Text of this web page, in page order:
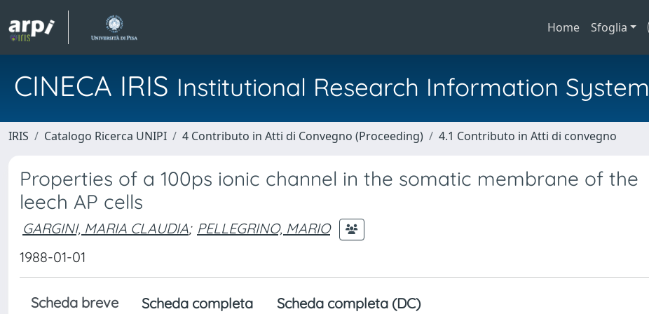
Home Sfoglia
CINECA IRIS Institutional Research Information System
IRIS Catalogo Ricerca UNIPI 4 Contributo in Atti di Convegno (Proceeding) 4.1 Contributo in Atti di convegno
Properties of a 100ps ionic channel in the somatic membrane of the
leech AP cells
GARGINI, MARIA CLAUDIA; PELLEGRINO, MARIO
1988-01-01
Scheda breve Scheda completa Scheda completa (DC)